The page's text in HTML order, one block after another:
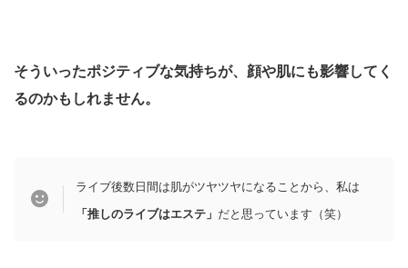
そういったポジティブな気持ちが、顔や肌にも影響してく
るのかもしれません。
ライブ後数日間は肌がツヤツヤになることから、私は
「推しのライブはエステ」 だと思っています（笑）